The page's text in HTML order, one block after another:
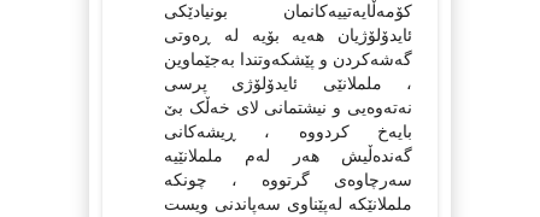
کۆمەڵایەتییەکانمان بونیادێکی
ئایدۆلۆژیان هەیە بۆیە لە ڕەوتی
گەشەکردن و پێشکەوتندا بەجێماوین
، ململانێی ئایدۆلۆژی پرسی
نەتەوەیی و نیشتمانی لای خەڵک بێ
بایەخ کردووە ، ڕیشەکانی
گەندەڵیش هەر لەم ململانێیە
سەرچاوەی گرتووە ، چونکە
ململانێکە لەپێناوی سەپاندنی ویست